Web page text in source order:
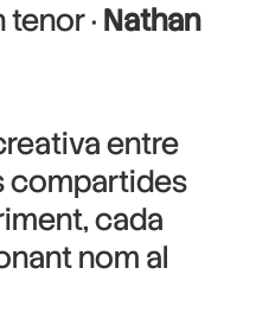
· Nathan
entre
compartides
cada
nom al